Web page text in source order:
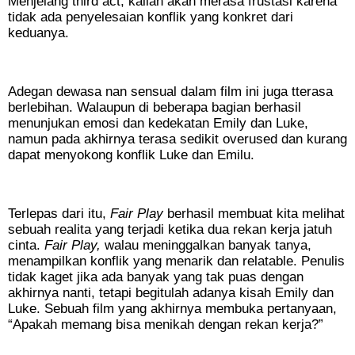
tidak ada penyelesaian konflik yang konkret dari
keduanya.
Adegan dewasa nan sensual dalam film ini juga tterasa
berlebihan. Walaupun di beberapa bagian berhasil
menunjukan emosi dan kedekatan Emily dan Luke,
namun pada akhirnya terasa sedikit overused dan kurang
dapat menyokong konflik Luke dan Emilu.
Terlepas dari itu, Fair Playberhasil membuat kita melihat
sebuah realita yang terjadi ketika dua rekan kerja jatuh
cinta. Fair Play, walau meninggalkan banyak tanya,
menampilkan konflik yang menarik dan relatable. Penulis
tidak kaget jika ada banyak yang tak puas dengan
akhirnya nanti, tetapi begitulah adanya kisah Emily dan
Luke. Sebuah film yang akhirnya membuka pertanyaan,
“Apakah memang bisa menikah dengan rekan kerja?”